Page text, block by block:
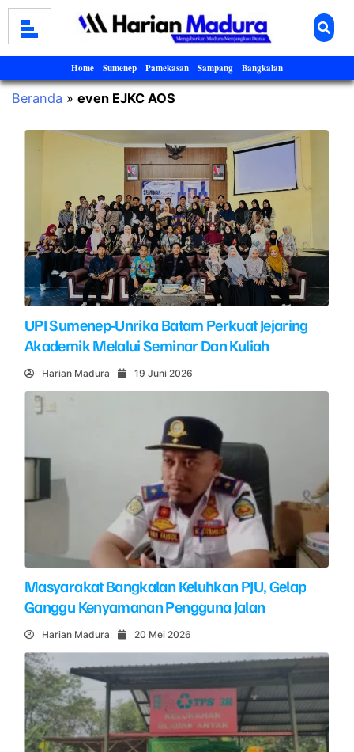
Home Sumenep Pamekasan Sampang Bangkalan
Beranda » even EJKC AOS
UPI Sumenep-Unrika Batam Perkuat Jejaring
Akademik Melalui Seminar Dan Kuliah
Harian Madura 19 Juni 2026
Masyarakat Bangkalan Keluhkan PJU, Gelap
Ganggu Kenyamanan Pengguna Jalan
Harian Madura 20 Mei 2026